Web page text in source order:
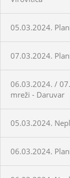
05.03.2024.
07.03.2024.
06.03.2024. /
mreži - Daruvar
05.03.2024.
06.03.2024.